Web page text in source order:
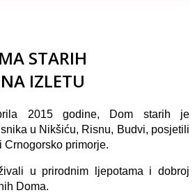
STARIH
IZLETU
2015 godine, Dom starih je
u Nikšiću, Risnu, Budvi, posjetili
primorje.
u prirodnim ljepotama i dobroj
Doma.